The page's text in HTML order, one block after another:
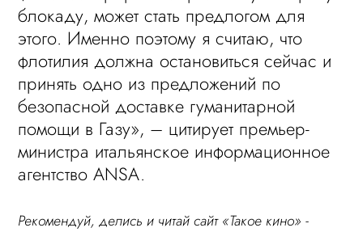
блокаду, может стать предлогом для
этого. Именно поэтому я считаю, что
флотилия должна остановиться сейчас и
принять одно из предложений по
безопасной доставке гуманитарной
помощи в Газу», – цитирует премьер-
министра итальянское информационное
агентство ANSA.
Рекомендуй, делись и читай сайт «Такое кино» -